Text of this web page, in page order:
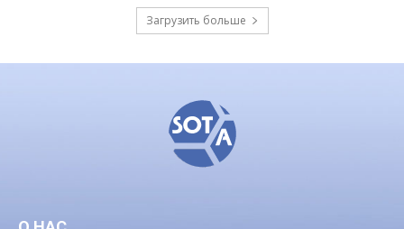
Загрузить больше